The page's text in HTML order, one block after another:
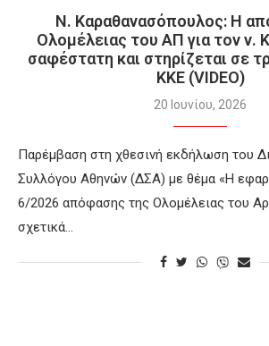
Ν. Καραθανασόπουλος: Η
Ολομέλειας του ΑΠ για τον ν.
σαφέστατη και στηρίζεται σε
ΚΚΕ (VIDEO)
20 Ιουνίου, 2026
Παρέμβαση στη χθεσινή εκδήλωση του
Συλλόγου Αθηνών (ΔΣΑ) με θέμα «Η
6/2026 απόφασης της Ολομέλειας του
σχετικά…